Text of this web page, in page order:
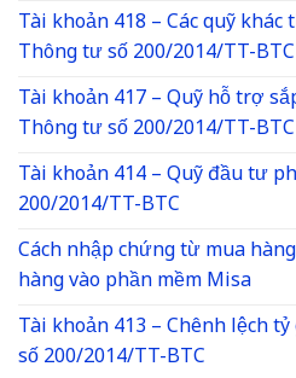
Tài khoản 418 – Các quỹ
Thông tư số 200/2014/TT-BTC
Tài khoản 417 – Quỹ hỗ trợ
Thông tư số 200/2014/TT-BTC
Tài khoản 414 – Quỹ đầu tư
200/2014/TT-BTC
Cách nhập chứng từ mua
hàng vào phần mềm Misa
Tài khoản 413 – Chênh lệch
số 200/2014/TT-BTC